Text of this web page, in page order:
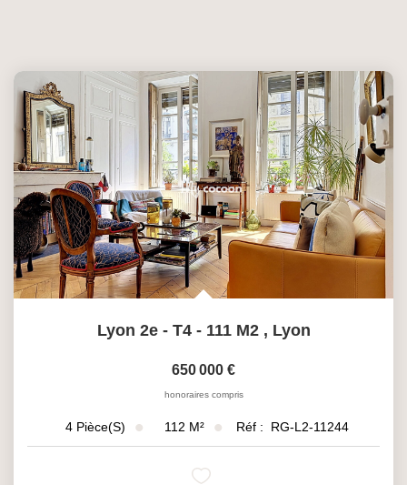
Lyon 2e - T4 - 111 M2 , Lyon
650 000 €
honoraires compris
4 Pièce(s) 112 M² Réf : RG-L2-11244